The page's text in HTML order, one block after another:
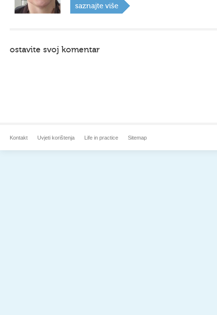
saznajte više
ostavite svoj komentar
Kontakt Uvjeti korištenja Life in practice Sitemap